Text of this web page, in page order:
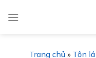
đến
Trang chủ » Tôn lá